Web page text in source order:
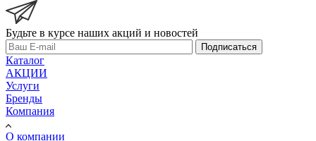
Будьте в курсе наших акций и новостей
Подписаться
Каталог
АКЦИИ
Услуги
Бренды
Компания
О компании